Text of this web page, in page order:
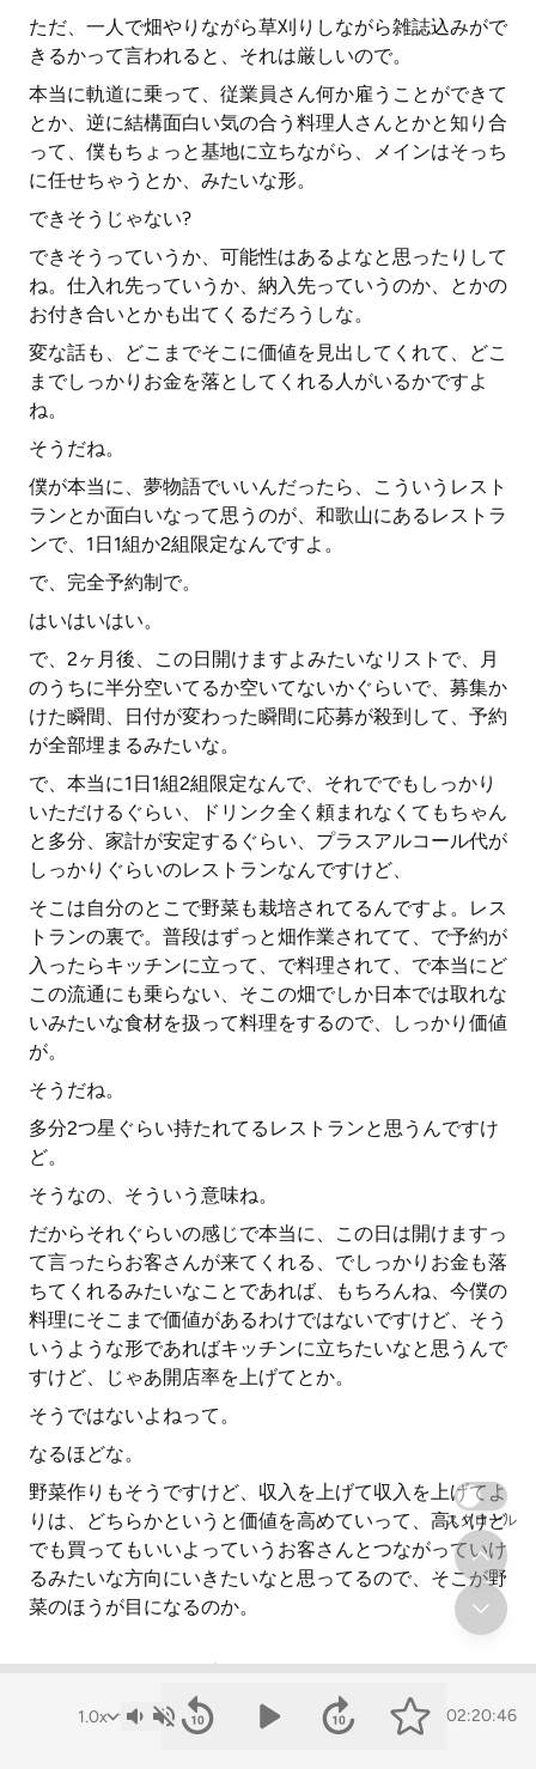
ただ、一人で畑やりながら草刈りしながら雑誌込みがで
きるかって言われると、それは厳しいので。
本当に軌道に乗って、従業員さん何か雇うことができて
とか、逆に結構面白い気の合う料理人さんとかと知り合
って、僕もちょっと基地に立ちながら、メインはそっち
に任せちゃうとか、みたいな形。
できそうじゃない?
できそうっていうか、可能性はあるよなと思ったりして
ね。仕入れ先っていうか、納入先っていうのか、とかの
お付き合いとかも出てくるだろうしな。
変な話も、どこまでそこに価値を見出してくれて、どこ
までしっかりお金を落としてくれる人がいるかですよ
ね。
そうだね。
僕が本当に、夢物語でいいんだったら、こういうレスト
ランとか面白いなって思うのが、和歌山にあるレストラ
ンで、1日1組か2組限定なんですよ。
で、完全予約制で。
はいはいはい。
で、2ヶ月後、この日開けますよみたいなリストで、月
のうちに半分空いてるか空いてないかぐらいで、募集か
けた瞬間、日付が変わった瞬間に応募が殺到して、予約
が全部埋まるみたいな。
で、本当に1日1組2組限定なんで、それででもしっかり
いただけるぐらい、ドリンク全く頼まれなくてもちゃん
と多分、家計が安定するぐらい、プラスアルコール代が
しっかりぐらいのレストランなんですけど、
そこは自分のとこで野菜も栽培されてるんですよ。レス
トランの裏で。普段はずっと畑作業されてて、で予約が
入ったらキッチンに立って、で料理されて、で本当にど
この流通にも乗らない、そこの畑でしか日本では取れな
いみたいな食材を扱って料理をするので、しっかり価値
が。
そうだね。
多分2つ星ぐらい持たれてるレストランと思うんですけ
ど。
そうなの、そういう意味ね。
だからそれぐらいの感じで本当に、この日は開けますっ
て言ったらお客さんが来てくれる、でしっかりお金も落
ちてくれるみたいなことであれば、もちろんね、今僕の
料理にそこまで価値があるわけではないですけど、そう
いうような形であればキッチンに立ちたいなと思うんで
すけど、じゃあ開店率を上げてとか。
そうではないよねって。
なるほどな。
野菜作りもそうですけど、収入を上げて収入を上げてよ
りは、どちらかというと価値を高めていって、高いけど
でも買ってもいいよっていうお客さんとつながっていけ
るみたいな方向にいきたいなと思ってるので、そこが野
菜のほうが目になるのか。
料理にも比重が移っていくのかはわかんないですけど、
02:20:46
スクロール